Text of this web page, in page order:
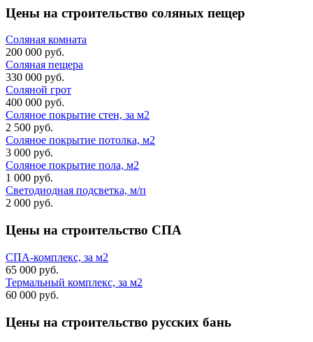
Цены на строительство соляных пещер
Соляная комната
200 000 руб.
Соляная пещера
330 000 руб.
Соляной грот
400 000 руб.
Соляное покрытие стен, за м2
2 500 руб.
Соляное покрытие потолка, м2
3 000 руб.
Соляное покрытие пола, м2
1 000 руб.
Светодиодная подсветка, м/п
2 000 руб.
Цены на строительство СПА
СПА-комплекс, за м2
65 000 руб.
Термальный комплекс, за м2
60 000 руб.
Цены на строительство русских бань